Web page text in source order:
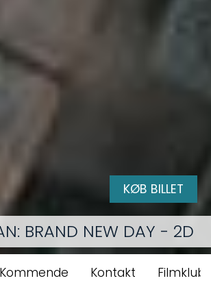
BRAND NEW DAY - 2D
KØB BILLET
Kommende Kontakt